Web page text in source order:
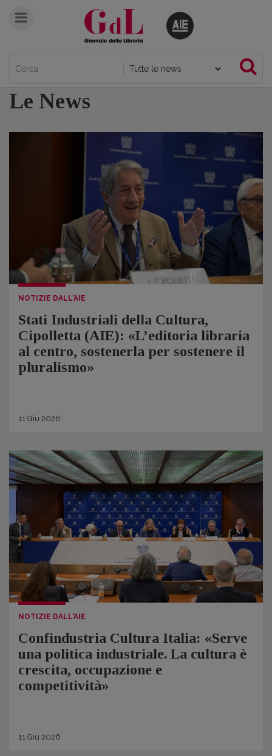
Le News
NOTIZIE DALL'AIE
Stati Industriali della Cultura,
Cipolletta (AIE): «L’editoria libraria
al centro, sostenerla per sostenere il
pluralismo»
11 Giu 2026
NOTIZIE DALL'AIE
Confindustria Cultura Italia: «Serve
una politica industriale. La cultura è
crescita, occupazione e
competitività»
11 Giu 2026